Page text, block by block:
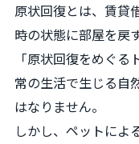
原状回復とは、賃貸
時の状態に部屋を戻
「原状回復をめぐ
常の生活で生じる自
はなりません。
しかし、ペットによ